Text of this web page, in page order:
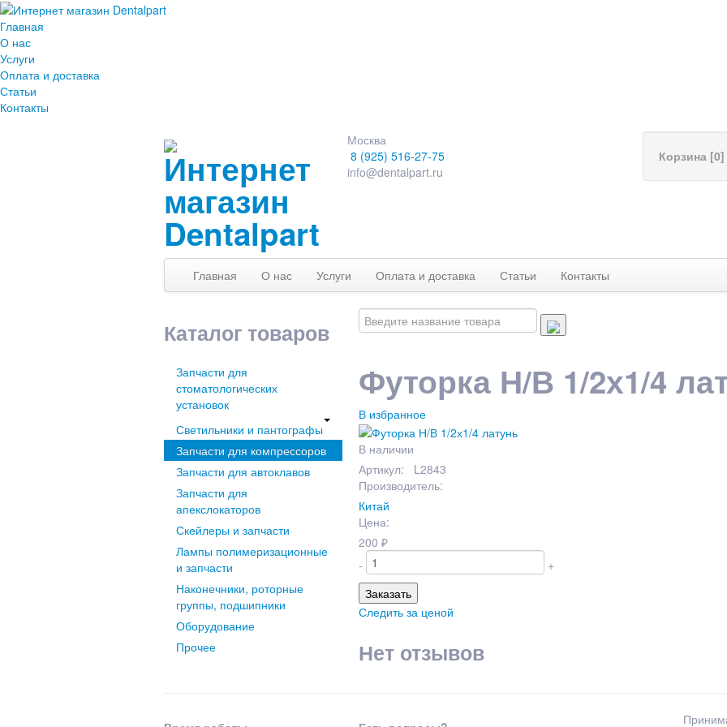
Главная
О нас
Услуги
Оплата и доставка
Статьи
Контакты
Москва
8 (925) 516-27-75
info@dentalpart.ru
Корзина [0]
Главная О нас Услуги Оплата и доставка Статьи Контакты
Каталог товаров
Запчасти для
стоматологических
установок
Светильники и пантографы
Запчасти для компрессоров
Запчасти для автоклавов
Запчасти для
апекслокаторов
Скейлеры и запчасти
Лампы полимеризационные
и запчасти
Наконечники, роторные
группы, подшипники
Оборудование
Прочее
Футорка Н/В 1/2х1/4
В избранное
В наличии
Артикул: L2843
Производитель:
Китай
Цена:
200 ₽
-
+
Заказать
Следить за ценой
Нет отзывов